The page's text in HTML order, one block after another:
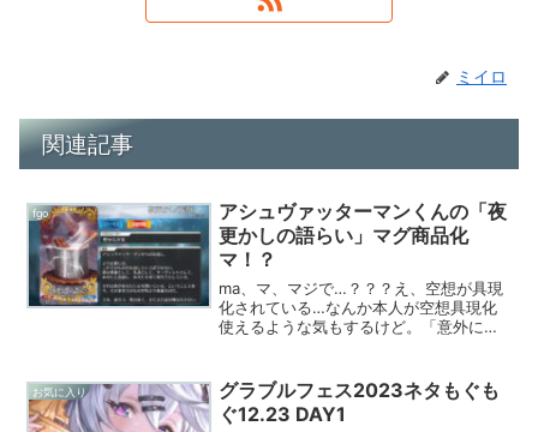
ミイロ
関連記事
fgo
アシュヴァッターマンくんの「夜
更かしの語らい」マグ商品化
マ！？
ma、マ、マジで…？？？え、空想が具現
化されている…なんか本人が空想具現化
使えるような気もするけど。「意外に再
ー。うんうん。アシュくんのお返しマグ
ドリンクのお供のスイーツの...
お気に入り
グラブルフェス2023ネタもぐも
ぐ12.23 DAY1